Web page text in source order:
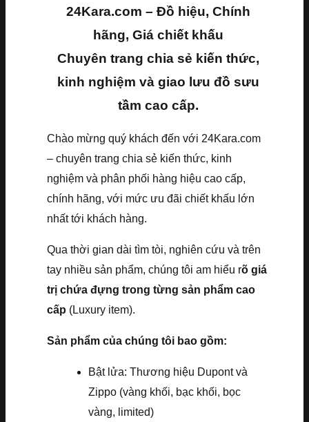
24Kara.com – Đồ hiệu, Chính
hãng, Giá chiết khấu
Chuyên trang chia sẻ kiến thức,
kinh nghiệm và giao lưu đồ sưu
tầm cao cấp.
Chào mừng quý khách đến với 24Kara.com
– chuyên trang chia sẻ kiến thức, kinh
nghiệm và phân phối hàng hiệu cao cấp,
chính hãng, với mức ưu đãi chiết khấu lớn
nhất tới khách hàng.
Qua thời gian dài tìm tòi, nghiên cứu và trên
tay nhiều sản phẩm, chúng tôi am hiểu rõ giá
trị chứa đựng trong từng sản phẩm cao
cấp (Luxury item).
Sản phẩm của chúng tôi bao gồm:
Bật lửa: Thương hiệu Dupont và
Zippo (vàng khối, bạc khối, bọc
vàng, limited)